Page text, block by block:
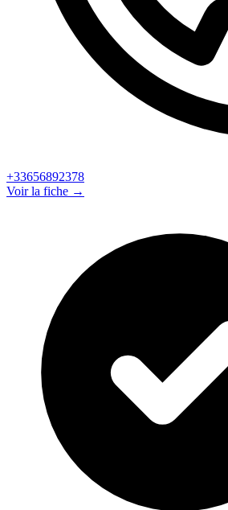
+33656892378
Voir la fiche →